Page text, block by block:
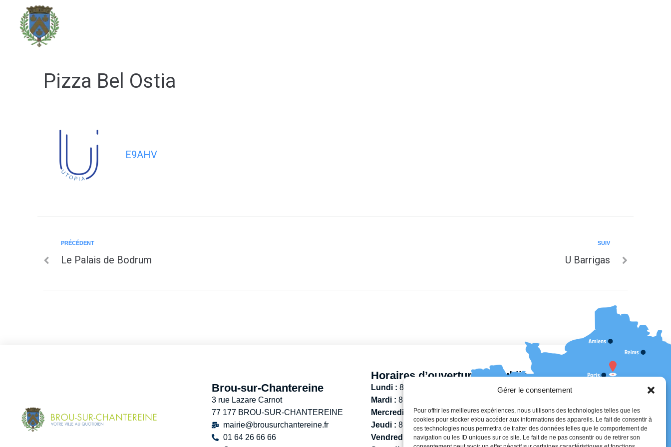
Gérer le consentement
Pour offrir les meilleures expériences, nous utilisons des technologies telles que les
cookies pour stocker et/ou accéder aux informations des appareils. Le fait de consentir à
ces technologies nous permettra de traiter des données telles que le comportement de
navigation ou les ID uniques sur ce site. Le fait de ne pas consentir ou de retirer son
principal
Pizza Bel Ostia
E9AHV
PRÉCÉDENT
Le Palais de Bodrum
SUIV
U Barrigas
Brou-sur-Chantereine
3 rue Lazare Carnot
77 177 BROU-SUR-CHANTEREINE
mairie@brousurchantereine.fr
01 64 26 66 66
Horaires d’ouverture au public
Lundi : 8h30 – 12h
Mardi : 8h30 – 12h / 13h30 – 17h30
Mercredi :
8h30 -12h30
Jeudi : 8h30 – 12h / 13h30 – 18h30
Vendredi :
13h30 – 17h30